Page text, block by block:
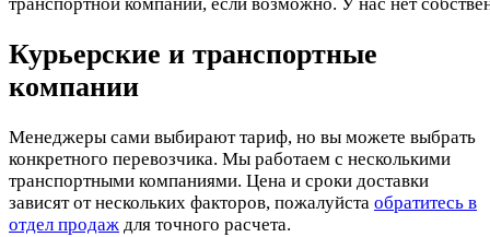
Курьерские и транспортные
компании
Менеджеры сами выбирают тариф, но вы можете выбрать
конкретного перевозчика. Мы работаем с несколькими
транспортными компаниями. Цена и сроки доставки
зависят от нескольких факторов, пожалуйста обратитесь в
отдел продаж для точного расчета.